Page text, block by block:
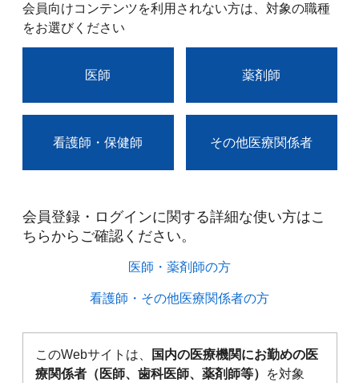
会員向けコンテンツを利用されない方は、対象の職種
をお選びください
医師 薬剤師
看護師・保健師 その他医療関係者
会員登録・ログインに関する詳細な使い方はこ
ちらからご確認ください。​
医師・薬剤師の方​
看護師・その他医療関係者の方​
このWebサイトは、
国内の医療機関にお勤めの医
療関係者（医師、歯科医師、薬剤師等）
を対象